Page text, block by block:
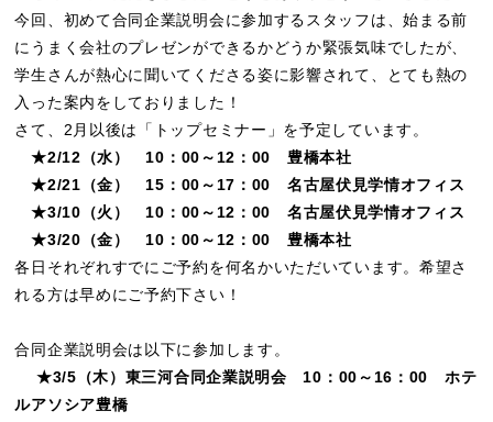
今回、初めて合同企業説明会に参加するスタッフは、始まる前
にうまく会社のプレゼンができるかどうか緊張気味でしたが、
学生さんが熱心に聞いてくださる姿に影響されて、とても熱の
入った案内をしておりました！
さて、2月以後は「トップセミナー」を予定しています。
★2/12（水） 10：00～12：00 豊橋本社
★2/21（金） 15：00～17：00 名古屋伏見学情オフィス
★3/10（火） 10：00～12：00 名古屋伏見学情オフィス
★3/20（金） 10：00～12：00 豊橋本社
各日それぞれすでにご予約を何名かいただいています。希望さ
れる方は早めにご予約下さい！
合同企業説明会は以下に参加します。
★3/5（木）東三河合同企業説明会 10：00～16：00 ホテ
ルアソシア豊橋